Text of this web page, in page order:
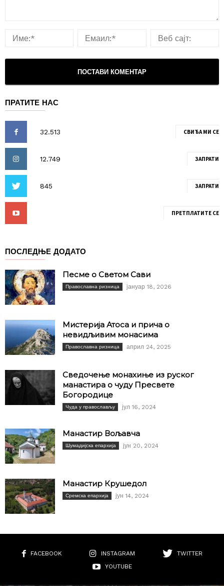
ПРАТИТЕ НАС
СВИЂА МИ СЕ
ЗАПРАТИ
ЗАПРАТИ
ПРЕТПЛАТИТЕ СЕ
ПОСЛЕДЊЕ ДОДАТО
Песме о Светом Сави
Православна ризница јануар 18, 2026
Мистерија Атоса и прича о
невидљивим монасима
Православна ризница април 24, 2025
Сведочење монахиње из руског
манастира о чуду Пресвете
Богородице
Чуда у православљу јул 16, 2024
Манастир Вољавча
Шумадијска епархија јун 20, 2024
Манастир Крушедол
Сремска епархија јун 14, 2024
FACEBOOK INSTAGRAM
TWITTER
YOUTUBE